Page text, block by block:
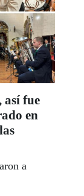
así fue
en
a